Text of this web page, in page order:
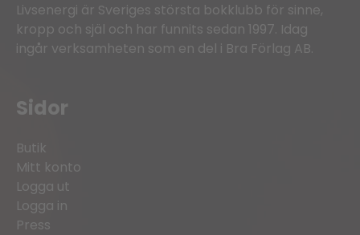
Livsenergi är Sveriges största bokklubb för sinne,
kropp och själ och har funnits sedan 1997. Idag
ingår verksamheten som en del i Bra Förlag AB.
Sidor
Butik
Mitt konto
Logga ut
Logga in
Press